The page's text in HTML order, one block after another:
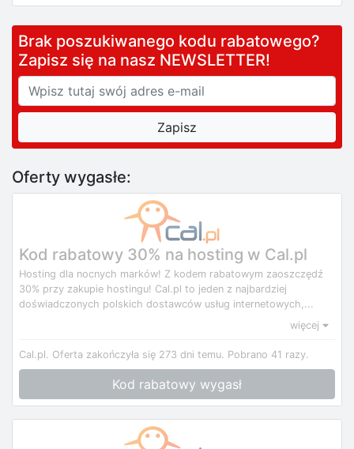
Brak poszukiwanego kodu rabatowego?
Zapisz się na nasz NEWSLETTER!
Oferty wygasłe:
Kod rabatowy 30% na hosting w Cal.pl
Hosting dla nocnych marków! Z kodem rabatowym zaoszczędź
30% przy zakupie hostingu! Cal.pl to jeden z najbardziej
doświadczonych polskich dostawców usług internetowych,...
więcej
Cal.pl. Oferta zakończyła się 273 dni temu. Pobrano 41 razy.
Kod rabatowy wygasł